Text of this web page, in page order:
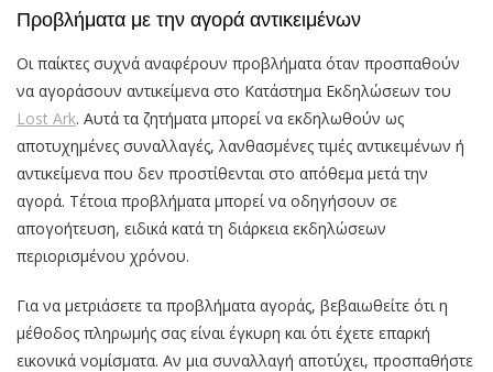
Προβλήματα με την αγορά αντικειμένων
Οι παίκτες συχνά αναφέρουν προβλήματα όταν προσπαθούν
να αγοράσουν αντικείμενα στο Κατάστημα Εκδηλώσεων του
Lost Ark. Αυτά τα ζητήματα μπορεί να εκδηλωθούν ως
αποτυχημένες συναλλαγές, λανθασμένες τιμές αντικειμένων ή
αντικείμενα που δεν προστίθενται στο απόθεμα μετά την
αγορά. Τέτοια προβλήματα μπορεί να οδηγήσουν σε
απογοήτευση, ειδικά κατά τη διάρκεια εκδηλώσεων
περιορισμένου χρόνου.
Για να μετριάσετε τα προβλήματα αγοράς, βεβαιωθείτε ότι η
μέθοδος πληρωμής σας είναι έγκυρη και ότι έχετε επαρκή
εικονικά νομίσματα. Αν μια συναλλαγή αποτύχει, προσπαθήστε